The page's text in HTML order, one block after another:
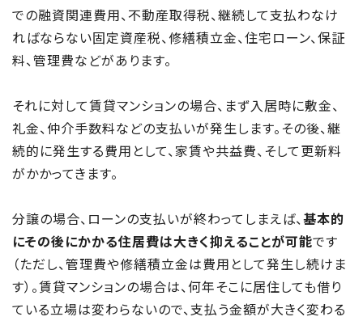
での融資関連費用、不動産取得税、継続して支払わなけ
ればならない固定資産税、修繕積立金、住宅ローン、保証
料、管理費などがあります。
それに対して賃貸マンションの場合、まず入居時に敷金、
礼金、仲介手数料などの支払いが発生します。その後、継
続的に発生する費用として、家賃や共益費、そして更新料
がかかってきます。
分譲の場合、ローンの支払いが終わってしまえば、基本的
にその後にかかる住居費は大きく抑えることが可能です
（ただし、管理費や修繕積立金は費用として発生し続けま
す）。賃貸マンションの場合は、何年そこに居住しても借り
ている立場は変わらないので、支払う金額が大きく変わる